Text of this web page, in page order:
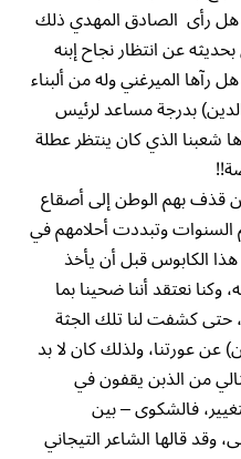
هل رأى الصادق المهدي ذلك
عن انتظار نجاح إبنه
رآها الميرغني وله من ألبناء
بدرجة مساعد لرئيس
شعبنا الذي كان ينتظر عطلة
قذف بهم الوطن إلى أصقاع
السنوات وتبددت أحلامهم في
الكابوس قبل أن يأخذ
نعتقد أننا ضحينا بما
كشفت لنا تلك الجثة
عن عورتنا، ولذلك كان لا بد
من الذبن يقفون في
فالشكوى – بين
وقد قالها الشاعر التيجاني